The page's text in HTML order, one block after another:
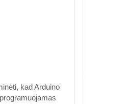
kad Arduino